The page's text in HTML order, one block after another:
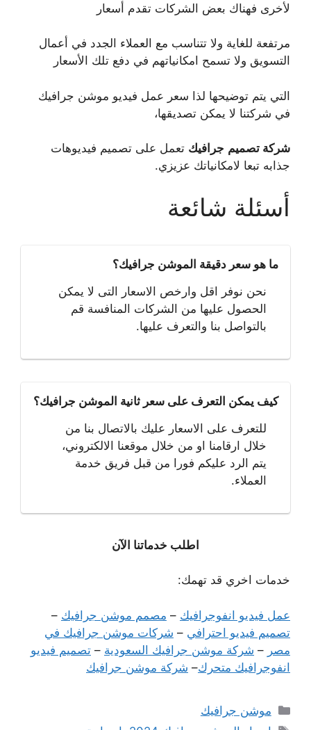
لأخرى فهناك بعض الشركات تقدم أسعار
مرتفعة للغاية ولا تتناسب مع العملاء الجدد في أعمال
التسويق ولا تسمح امكانياتهم في دفع تلك الأسعار
التي يتم توضيحها لذا سعر عمل فيديو موشن جرافيك
في شركتنا لا يمكن تصديقها،
شركة تصميم جرافيك تعمل على تصميم فيديوهات
جذابه تبعا لامكانياتك عزيزي.
أسئلة شائعة
ما هو سعر دقيقة الموشن جرافيك؟
نحن نوفر اقل وارخص الاسعار التى لا يمكن
الحصول عليها من الشركات المنافسة قم
بالتواصل بنا والتعرف عليها.
كيف يمكن التعرف على سعر ثانية الموشن جرافيك؟
للتعرف على الاسعار عليك بالاتصال بنا من
خلال ارقامنا او من خلال موقعنا الالكتروني،
يتم الرد عليكم فورا من قبل فريق خدمة
العملاء.
اطلب خدماتنا الآن
خدمات اخري قد تهمك:
عمل فيديو انفوجرافيك – مصمم موشن جرافيك –
تصميم فيديو احترافي – شركات موشن جرافيك في
مصر – شركة موشن جرافيك السعودية – تصميم فيديو
انفوجرافيك متحرك– شركة موشن جرافيك
التصنيفات
موشن جرافيك